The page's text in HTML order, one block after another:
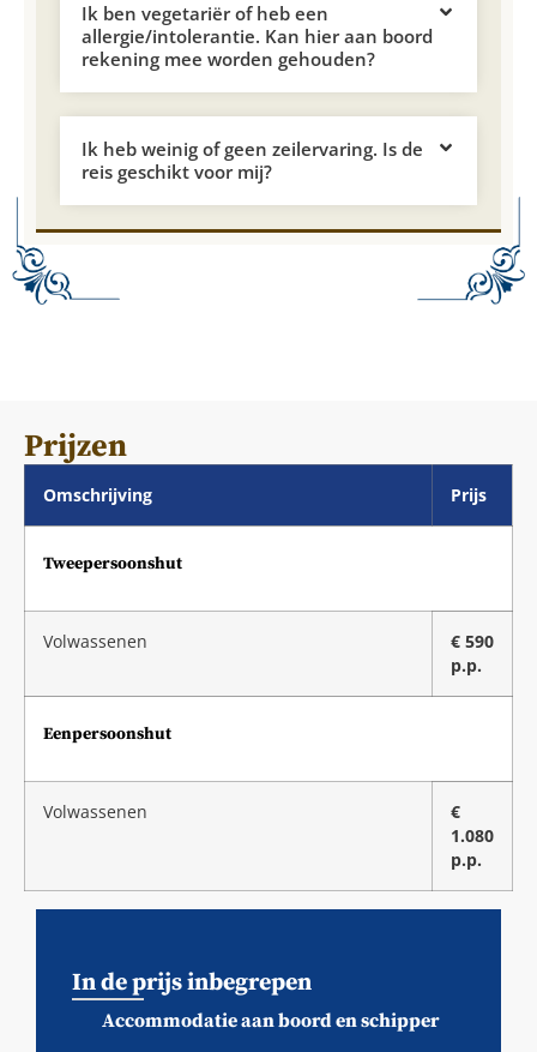
Ik ben vegetariër of heb een
allergie/intolerantie. Kan hier aan boord
rekening mee worden gehouden?
Ik heb weinig of geen zeilervaring. Is de
reis geschikt voor mij?
Prijzen
Omschrijving Prijs
Tweepersoonshut
Volwassenen
€ 590
p.p.
Eenpersoonshut
Volwassenen
€
1.080
p.p.
In de prijs inbegrepen
Accommodatie aan boord en schipper